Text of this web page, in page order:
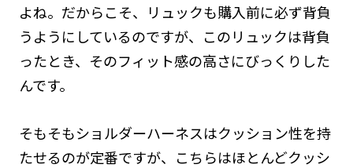
よね。だからこそ、リュックも購入前に必ず背負
うようにしているのですが、このリュックは背負
ったとき、そのフィット感の高さにびっくりした
んです。
そもそもショルダーハーネスはクッション性を持
たせるのが定番ですが、こちらはほとんどクッシ